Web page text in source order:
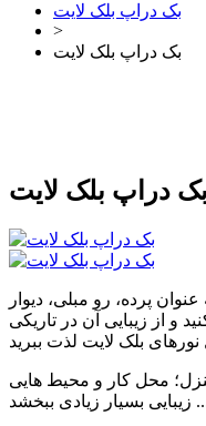
بک دراپ بلک لایت
>
بک دراپ بلک لایت
بک دراپ بلک لایت
پرده، رو مبلی، دیوار
و از زیبایی آن در تاریکی
محل کار و محیط هایی